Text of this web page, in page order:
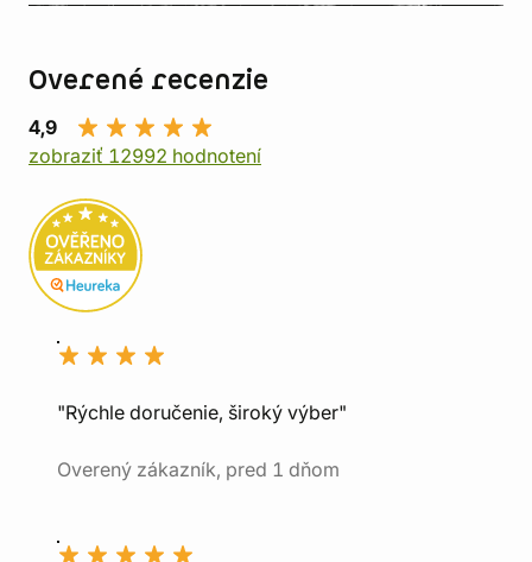
Overené recenzie
4,9
zobraziť 12992 hodnotení
"Rýchle doručenie, široký výber"
Overený zákazník, pred 1 dňom